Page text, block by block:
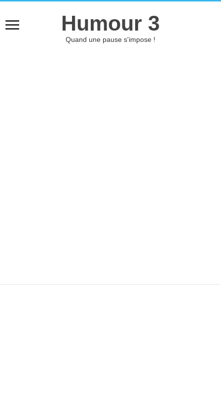
Humour 3
Quand une pause s'impose !